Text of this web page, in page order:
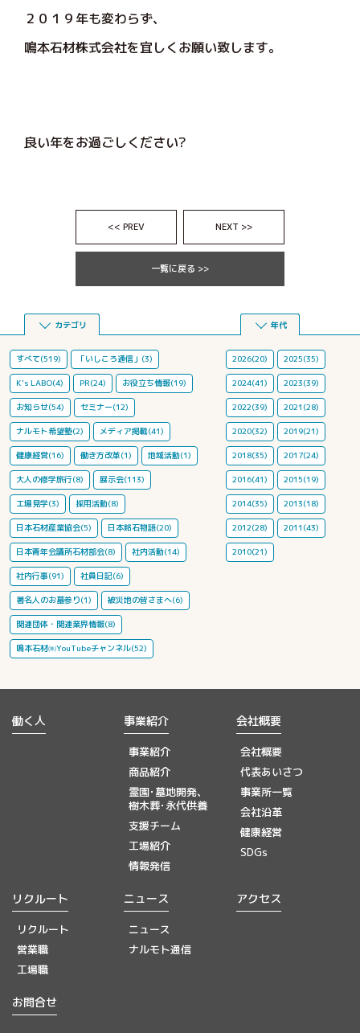
２０１９年も変わらず、
鳴本石材株式会社を宜しくお願い致します。
良い年をお過ごしください?
<< PREV NEXT >>
一覧に戻る >>
カテゴリ
すべて(519) 「いしころ通信」(3)
K's LABO(4) PR(24) お役立ち情報(19)
お知らせ(54) セミナー(12)
ナルモト希望塾(2) メディア掲載(41)
健康経営(16) 働き方改革(1) 地域活動(1)
大人の修学旅行(8) 展示会(113)
工場見学(3) 採用活動(8)
日本石材産業協会(5) 日本銘石物語(20)
日本青年会議所石材部会(8) 社内活動(14)
社内行事(91) 社員日記(6)
著名人のお墓参り(1) 被災地の皆さまへ(6)
関連団体・関連業界情報(8)
鳴本石材㈱YouTubeチャンネル(52)
年代
2026(20) 2025(35)
2024(41) 2023(39)
2022(39) 2021(28)
2020(32) 2019(21)
2018(35) 2017(24)
2016(41) 2015(19)
2014(35) 2013(18)
2012(28) 2011(43)
2010(21)
働く人 事業紹介
事業紹介
商品紹介
霊園･墓地開発、
樹木葬･永代供養
支援チーム
工場紹介
情報発信
会社概要
会社概要
代表あいさつ
事業所一覧
会社沿革
健康経営
SDGs
リクルート
リクルート
営業職
工場職
ニュース
ニュース
ナルモト通信
アクセス
お問合せ